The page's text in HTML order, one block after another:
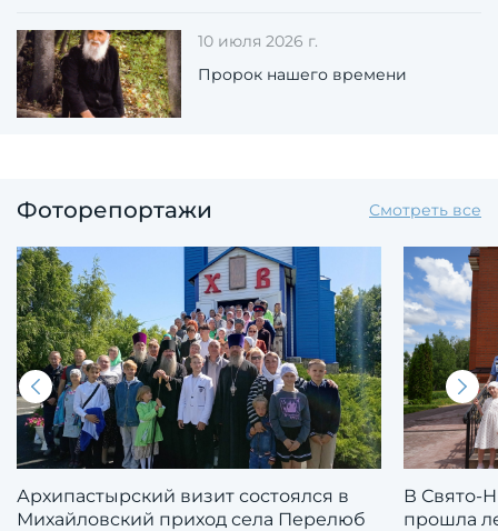
10 июля 2026 г.
Пророк нашего времени
Фоторепортажи Смотреть все
Архипастырский визит состоялся в
Михайловский приход села Перелюб
В Свято-
прошла